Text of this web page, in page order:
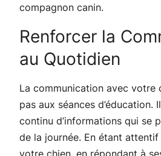
compagnon canin.
Renforcer la
au Quotidien
La communication avec votre
pas aux séances d’éducation.
continu d’informations qui se
de la journée. En étant
votre chien, en répondant à